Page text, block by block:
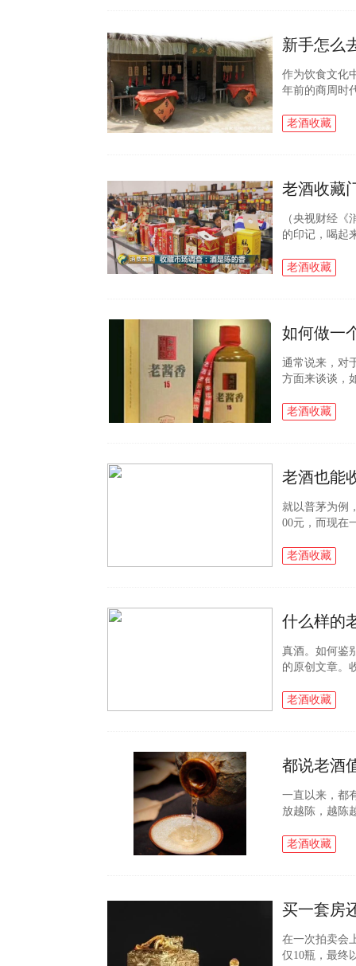
作为饮食文化
年前的商周时
始，白酒成为
老酒收藏
（央视财经
的印记，喝起
超过了上千倍
老酒收藏
如何做一
通常说来，对
方面来谈谈，
来说一般高档
老酒收藏
老酒也能
就以普茅为例
00元，而现在
台就更值钱了
老酒收藏
什么样的
真酒。如何鉴
的原创文章。
酒、黄酒等等
老酒收藏
一直以来，都
放越陈，越陈
手段，他们往
老酒收藏
买一套房
在一次拍卖会
仅10瓶，最终